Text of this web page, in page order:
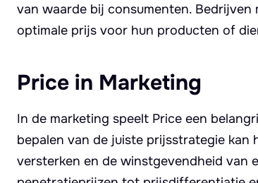
van waarde bij consumenten.
optimale prijs voor hun producten of
Price in Marketing
In de marketing speelt Price een
bepalen van de juiste prijsstrategie
versterken en de winstgevendheid van